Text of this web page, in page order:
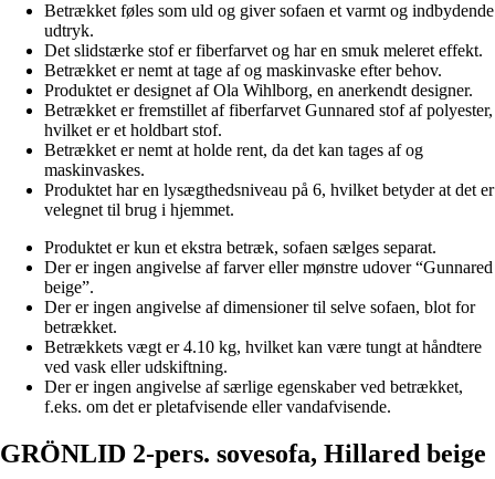
Betrækket føles som uld og giver sofaen et varmt og indbydende
udtryk.
Det slidstærke stof er fiberfarvet og har en smuk meleret effekt.
Betrækket er nemt at tage af og maskinvaske efter behov.
Produktet er designet af Ola Wihlborg, en anerkendt designer.
Betrækket er fremstillet af fiberfarvet Gunnared stof af polyester,
hvilket er et holdbart stof.
Betrækket er nemt at holde rent, da det kan tages af og
maskinvaskes.
Produktet har en lysægthedsniveau på 6, hvilket betyder at det er
velegnet til brug i hjemmet.
Produktet er kun et ekstra betræk, sofaen sælges separat.
Der er ingen angivelse af farver eller mønstre udover “Gunnared
beige”.
Der er ingen angivelse af dimensioner til selve sofaen, blot for
betrækket.
Betrækkets vægt er 4.10 kg, hvilket kan være tungt at håndtere
ved vask eller udskiftning.
Der er ingen angivelse af særlige egenskaber ved betrækket,
f.eks. om det er pletafvisende eller vandafvisende.
GRÖNLID 2-pers. sovesofa, Hillared beige